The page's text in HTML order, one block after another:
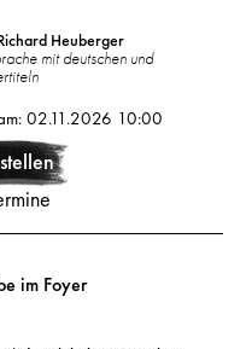
Heuberger
mit deutschen und
02.11.2026 10:00
im Foyer